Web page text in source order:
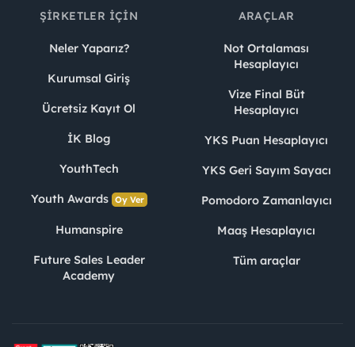
ŞIRKETLER İÇIN
Neler Yaparız?
Kurumsal Giriş
Ücretsiz Kayıt Ol
İK Blog
YouthTech
Youth Awards Oy Ver
Humanspire
Future Sales Leader
Academy
ARAÇLAR
Not Ortalaması
Hesaplayıcı
Vize Final Büt
Hesaplayıcı
YKS Puan Hesaplayıcı
YKS Geri Sayım Sayacı
Pomodoro Zamanlayıcı
Maaş Hesaplayıcı
Tüm araçlar